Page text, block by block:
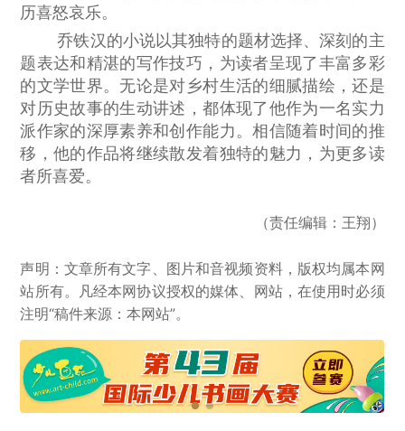
历喜怒哀乐。
乔铁汉的小说以其独特的题材选择、深刻的主
题表达和精湛的写作技巧，为读者呈现了丰富多彩
的文学世界。无论是对乡村生活的细腻描绘，还是
对历史故事的生动讲述，都体现了他作为一名实力
派作家的深厚素养和创作能力。相信随着时间的推
移，他的作品将继续散发着独特的魅力，为更多读
者所喜爱。
（责任编辑：王翔）
声明：文章所有文字、图片和音视频资料，版权均属本网
站所有。凡经本网协议授权的媒体、网站，在使用时必须
注明“稿件来源：本网站”。